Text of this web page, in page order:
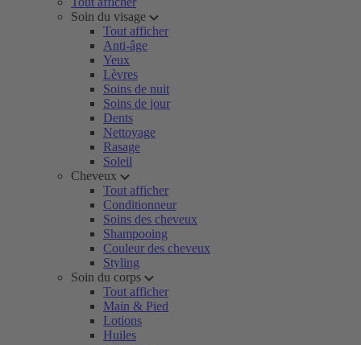
Soin du visage
Tout afficher
Anti-âge
Yeux
Lèvres
Soins de nuit
Soins de jour
Dents
Nettoyage
Rasage
Soleil
Cheveux
Tout afficher
Conditionneur
Soins des cheveux
Shampooing
Couleur des cheveux
Styling
Soin du corps
Tout afficher
Main & Pied
Lotions
Huiles